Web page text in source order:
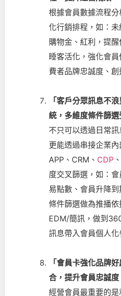
根據會員數據流程
化行銷排程，如：
購物金、紅利，提
睡客活化，強化會
費者品牌忠誠度、創
「客戶分眾訊息不
統，多維度條件篩
不只可以透過日常
更能透過串接企業內
APP、CRM、 CDP
度交叉篩選，如：
易點數、會員升降
條件篩選做為推播
EDM/簡訊，做到
訊息帶入會員個人
「會員卡強化品牌
合，提升會員忠誠度
經營會員最重要的